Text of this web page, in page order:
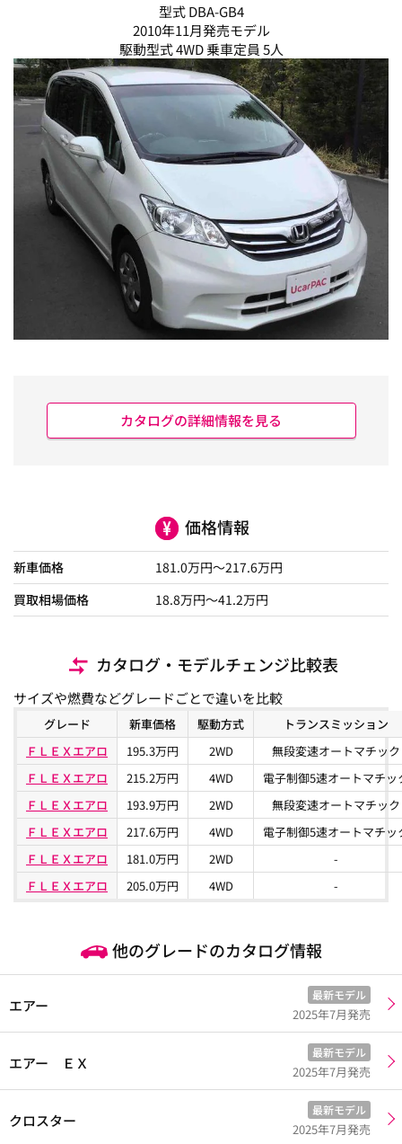
型式 DBA-GB4
2010年11月発売モデル
駆動型式 4WD 乗車定員 5人
カタログの詳細情報を見る
価格情報
新車価格 181.0万円～217.6万円
買取相場価格
18.8万円〜41.2万円
カタログ・モデルチェンジ比較表
サイズや燃費などグレードごとで違いを比較
グレード 新車価格 駆動方式
トランスミッション
ＦＬＥＸエアロ
195.3万円 2WD
無段変速オートマチック
ＦＬＥＸエアロ
215.2万円 4WD
電子制御5速オートマチッ
ＦＬＥＸエアロ
193.9万円 2WD
無段変速オートマチック
ＦＬＥＸエアロ
217.6万円 4WD
電子制御5速オートマチッ
ＦＬＥＸエアロ
181.0万円 2WD
-
ＦＬＥＸエアロ
205.0万円 4WD -
他のグレードのカタログ情報
エアー
最新モデル
2025年7月発売
エアー ＥＸ
最新モデル
2025年7月発売
クロスター
最新モデル
2025年7月発売